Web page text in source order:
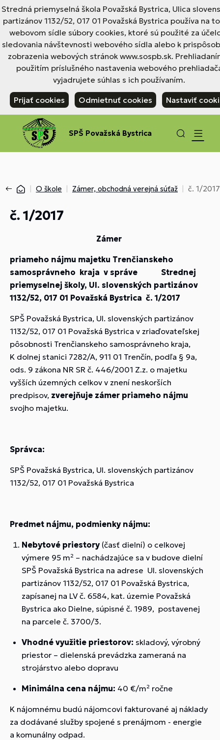
Stredná priemyselná škola Považská Bystrica, Ulica
partizánov 1132/52, 017 01 Považská Bystrica používa na
webovom sídle súbory cookies, ktoré sú použité za
sledovania návštevnosti webového sídla alebo k
zobrazenia webových stránok www.sospb.sk.
použitím príslušného nastavenia webového
vyjadrujete súhlas s ich používaním.
Prijať cookies Odmietnuť cookies Nastaviť
SPŠ Považská Bystrica
O škole Zámer, obchodná verejná súťaž č. 1/2017
č. 1/2017
Zámer
priameho nájmu majetku Trenčianskeho
samosprávneho kraja v správe Strednej
priemyselnej školy, Ul. slovenských partizánov
1132/52, 017 01 Považská Bystrica č. 1/2017
SPŠ Považská Bystrica, Ul. slovenských partizánov
1132/52, 017 01 Považská Bystrica v zriaďovateľskej
pôsobnosti Trenčianskeho samosprávneho kraja,
K dolnej stanici 7282/A, 911 01 Trenčín, podľa § 9a,
ods. 9 zákona NR SR č. 446/2001 Z.z. o majetku
vyšších územných celkov v znení neskorších
predpisov, zverejňuje zámer priameho nájmu
svojho majetku.
Správca:
SPŠ Považská Bystrica, Ul. slovenských partizánov
1132/52, 017 01 Považská Bystrica
Predmet nájmu, podmienky nájmu:
Nebytové priestory(časť dielní) o celkovej
výmere 95 m² – nachádzajúce sa v budove dielní
SPŠ Považská Bystrica na adrese Ul. slovenských
partizánov 1132/52, 017 01 Považská Bystrica,
zapísanej na LV č. 6584, kat. územie Považská
Bystrica ako Dielne, súpisné č. 1989, postavenej
na parcele č. 3700/3.
Vhodné využitie priestorov: skladový, výrobný
priestor – dielenská prevádzka zameraná na
strojárstvo alebo dopravu
Minimálna cena nájmu: 40 €/m² ročne
K nájomnému budú nájomcovi fakturované aj náklady
za dodávané služby spojené s prenájmom - energie
a komunálny odpad.